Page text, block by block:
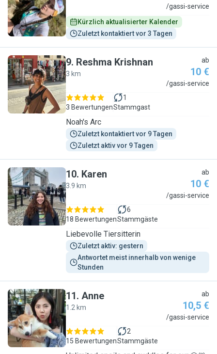
M
/gassi-service
Kürzlich aktualisierter Kalender
Zuletzt kontaktiert vor 3 Tagen
R
9. Reshma Krishnan
3 km
ab
10 €
/gassi-service
3 Bewertungen
1
Stammgast
Noah's Arc
Zuletzt kontaktiert vor 9 Tagen
Zuletzt aktiv vor 9 Tagen
K
10. Karen
3.9 km
ab
10 €
/gassi-service
18 Bewertungen
6
Stammgäste
Liebevolle Tiersitterin
Zuletzt aktiv: gestern
Antwortet meist innerhalb von wenige
Stunden
A
11. Anne
1.2 km
ab
10,5 €
/gassi-service
15 Bewertungen
2
Stammgäste